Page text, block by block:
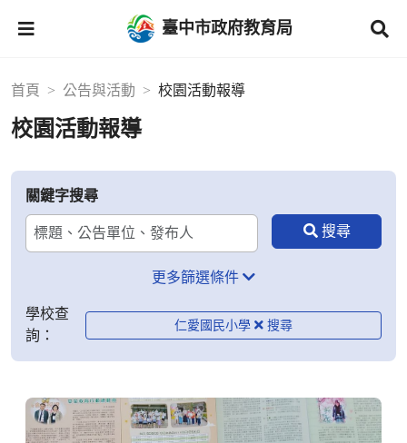
臺中市政府教育局
首頁 公告與活動 校園活動報導
校園活動報導
關鍵字搜尋
更多篩選條件
學校查
詢：
仁愛國民小學